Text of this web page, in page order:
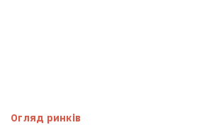
Огляд ринків